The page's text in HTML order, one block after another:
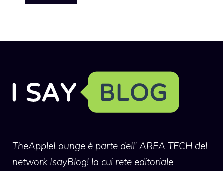
TheAppleLounge è parte dell' AREA TECH del
network IsayBlog! la cui rete editoriale